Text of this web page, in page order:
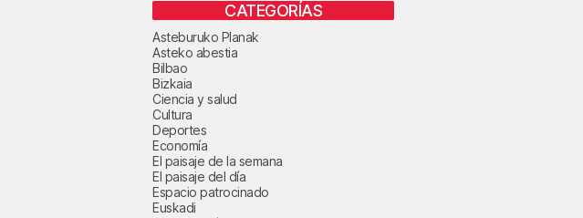
CATEGORÍAS
Asteburuko Planak
Asteko abestia
Bilbao
Bizkaia
Ciencia y salud
Cultura
Deportes
Economía
El paisaje de la semana
El paisaje del día
Espacio patrocinado
Euskadi